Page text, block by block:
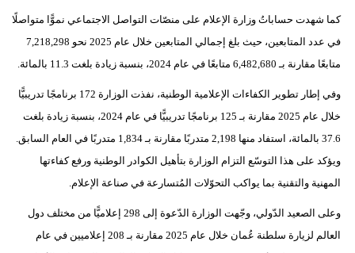
كما شهدت حساباتُ وزارة الإعلام على منصّات التواصل الاجتماعي نموًّا متواصلًا
في عدد المتابعين، حيث بلغ إجمالي المتابعين خلال عام 2025 نحو 7,218,298
متابعًا مقارنة بـ 6,482,680 متابعًا في عام 2024، بنسبة زيادة بلغت 11.3 بالمائة.
وفي إطار تطوير الكفاءات الإعلامية الوطنية، نفذت الوزارة 172 برنامجًا تدريبيًّا
خلال عام 2025 مقارنة بـ 125 برنامجًا تدريبيًّا في عام 2024، بنسبة زيادة بلغت
37.6 بالمائة، استفاد منها 2,198 متدربًا مقارنة بـ 1,834 متدربًا في العام السابق.
ويؤكد على هذا التوسّع التزام الوزارة بتأهيل الكوادر الوطنية ورفع كفاءتها
المهنية والتقنية بما يواكب التحوّلات المُتسارعة في صناعة الإعلام.
وعلى الصعيد الدّولي، وجّهت الوزارة الدّعوة إلى 298 إعلاميًّا من مختلف دول
العالم لزيارة سلطنة عُمان خلال عام 2025 مقارنة بـ 208 إعلاميين في عام